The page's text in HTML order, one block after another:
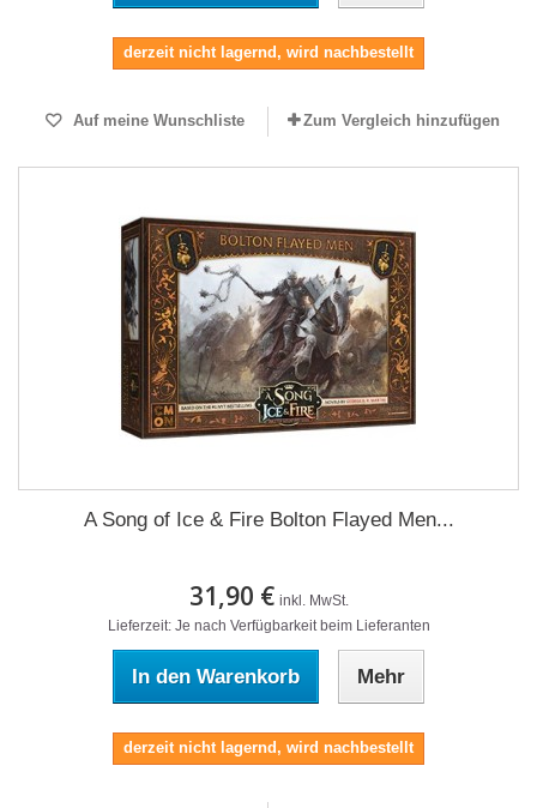
derzeit nicht lagernd, wird nachbestellt
Auf meine Wunschliste Zum Vergleich hinzufügen
A Song of Ice & Fire Bolton Flayed Men...
31,90 € inkl. MwSt.
Lieferzeit: Je nach Verfügbarkeit beim Lieferanten
In den Warenkorb Mehr
derzeit nicht lagernd, wird nachbestellt